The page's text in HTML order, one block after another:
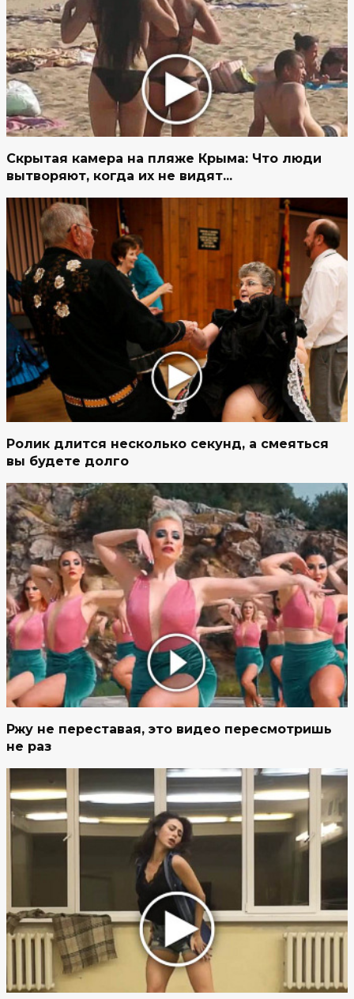
Скрытая камера на пляже Крыма: Что люди
вытворяют, когда их не видят...
Ролик длится несколько секунд, а смеяться
вы будете долго
Ржу не переставая, это видео пересмотришь
не раз